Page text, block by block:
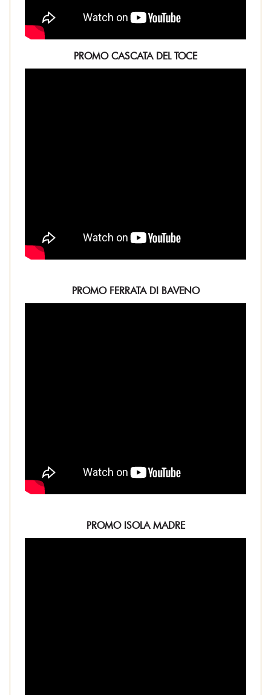
PROMO CASCATA DEL TOCE
PROMO FERRATA DI BAVENO
PROMO ISOLA MADRE